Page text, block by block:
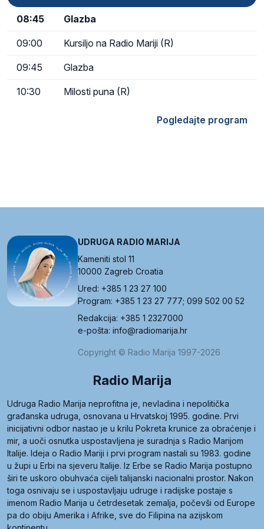
08:45 Glazba
09:00 Kursiljo na Radio Mariji (R)
09:45 Glazba
10:30 Milosti puna (R)
Pogledajte program
UDRUGA RADIO MARIJA
Kameniti stol 11
10000 Zagreb Croatia
Ured: +385 1 23 27 100
Program: +385 1 23 27 777; 099 502 00 52
Redakcija: +385 1 2327000
e-pošta: info@radiomarija.hr
Copyright © Radio Marija 1997-2026
Radio Marija
Udruga Radio Marija neprofitna je, nevladina i nepolitička
građanska udruga, osnovana u Hrvatskoj 1995. godine. Prvi
inicijativni odbor nastao je u krilu Pokreta krunice za obraćenje i
mir, a uoči osnutka uspostavljena je suradnja s Radio Marijom
Italije. Ideja o Radio Mariji i prvi program nastali su 1983. godine
u župi u Erbi na sjeveru Italije. Iz Erbe se Radio Marija postupno
širi te uskoro obuhvaća cijeli talijanski nacionalni prostor. Nakon
toga osnivaju se i uspostavljaju udruge i radijske postaje s
imenom Radio Marija u četrdesetak zemalja, počevši od Europe
pa do obiju Amerika i Afrike, sve do Filipina na azijskom